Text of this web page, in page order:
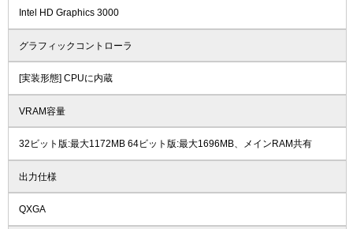
Intel HD Graphics 3000
グラフィックコントローラ
[実装形態] CPUに内蔵
VRAM容量
32ビット版:最大1172MB 64ビット版:最大1696MB、メインRAM共有
出力仕様
QXGA